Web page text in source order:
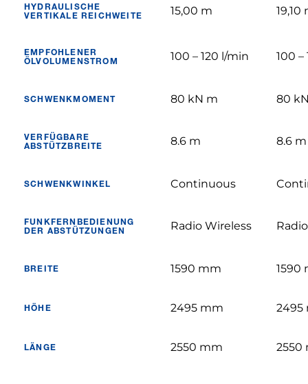
HYDRAULISCHE
VERTIKALE REICHWEITE
15,00 m 19,10
EMPFOHLENER
ÖLVOLUMENSTROM
100 – 120 l/min 100 –
SCHWENKMOMENT 80 kN m 80
VERFÜGBARE
ABSTÜTZBREITE
8.6 m 8.6 m
SCHWENKWINKEL Continuous
FUNKFERNBEDIENUNG
DER ABSTÜTZUNGEN
Radio Wireless
BREITE 1590 mm 1590
HÖHE 2495 mm 2495
LÄNGE 2550 mm 2550